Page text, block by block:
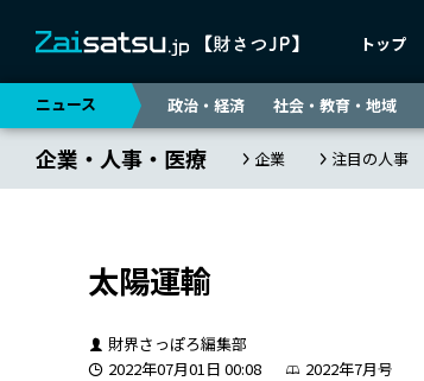
トップ
ニュース 政治・経済 社会・教育・地域
企業・人事・医療 企業 注目の人事
太陽運輸
財界さっぽろ編集部
2022年07月01日 00:08
2022年7月号